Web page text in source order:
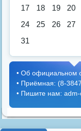
17
18 19 20
24
25 26 27
31
• Об официальном
• Приёмная: (8-
• Пишите нам: adm-